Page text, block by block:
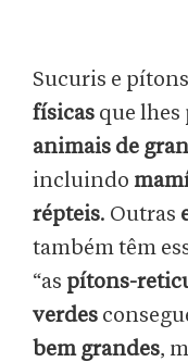
Sucuris e
físicas que
animais de
incluindo
répteis. Outras
também têm
“as pítons-
verdes
bem grandes,